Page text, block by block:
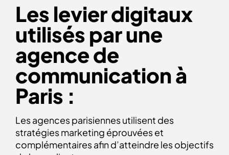
Les levier digitaux
utilisés par une
agence de
communication à
Paris :
Les agences parisiennes utilisent des
stratégies marketing éprouvées et
complémentaires afin d’atteindre les objectifs